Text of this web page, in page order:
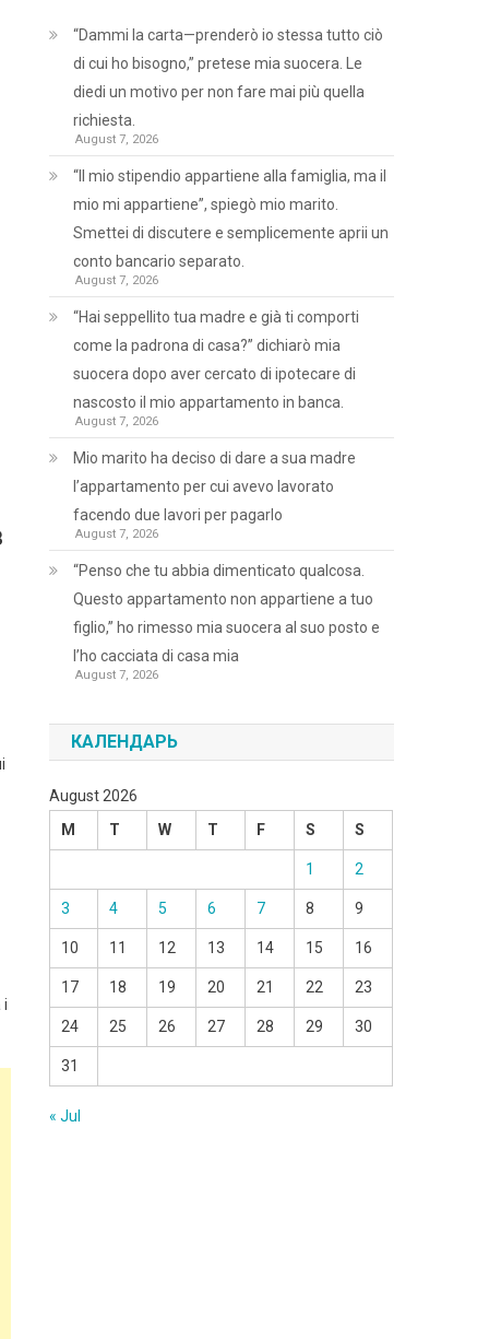
“Dammi la carta—prenderò io stessa tutto ciò
di cui ho bisogno,” pretese mia suocera. Le
diedi un motivo per non fare mai più quella
richiesta.
August 7, 2026
“Il mio stipendio appartiene alla famiglia, ma il
mio mi appartiene”, spiegò mio marito.
Smettei di discutere e semplicemente aprii un
conto bancario separato.
August 7, 2026
“Hai seppellito tua madre e già ti comporti
come la padrona di casa?” dichiarò mia
suocera dopo aver cercato di ipotecare di
nascosto il mio appartamento in banca.
August 7, 2026
Mio marito ha deciso di dare a sua madre
l’appartamento per cui avevo lavorato
facendo due lavori per pagarlo
August 7, 2026
“Penso che tu abbia dimenticato qualcosa.
Questo appartamento non appartiene a tuo
figlio,” ho rimesso mia suocera al suo posto e
l’ho cacciata di casa mia
August 7, 2026
КАЛЕНДАРЬ
August 2026
M
T W T F S S
1 2
3 4 5 6 7 8 9
10 11 12 13 14 15 16
17 18 19 20 21 22 23
24 25 26 27 28 29 30
31
« Jul